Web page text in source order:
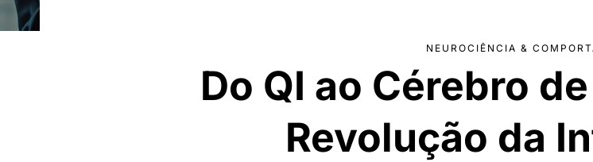
NEUROCIÊNCIA &
Do QI ao Cérebro
Revolução da